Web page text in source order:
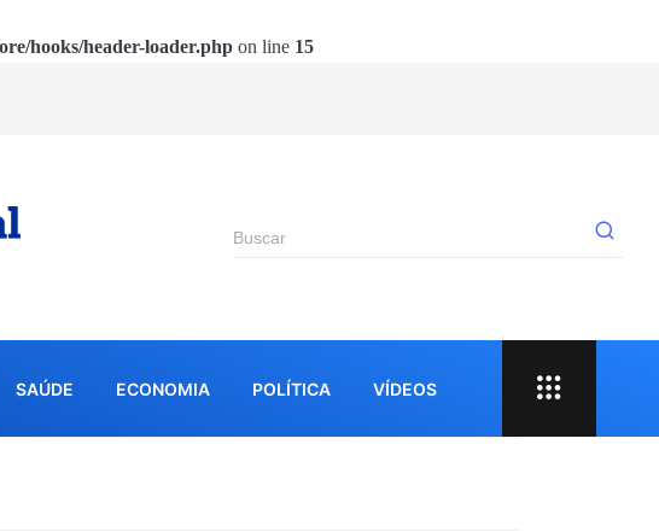
hooks/header-loader.php on line 15
SAÚDE ECONOMIA POLÍTICA VÍDEOS